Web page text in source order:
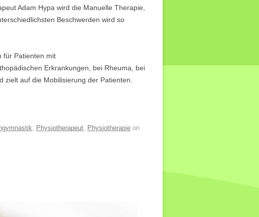
Adam Hypa wird die Manuelle Therapie,
Beschwerden wird so
für Patienten mit
Erkrankungen, bei Rheuma, bei
auf die Mobilisierung der Patienten.
, Physiotherapeut, Physiotherapie on